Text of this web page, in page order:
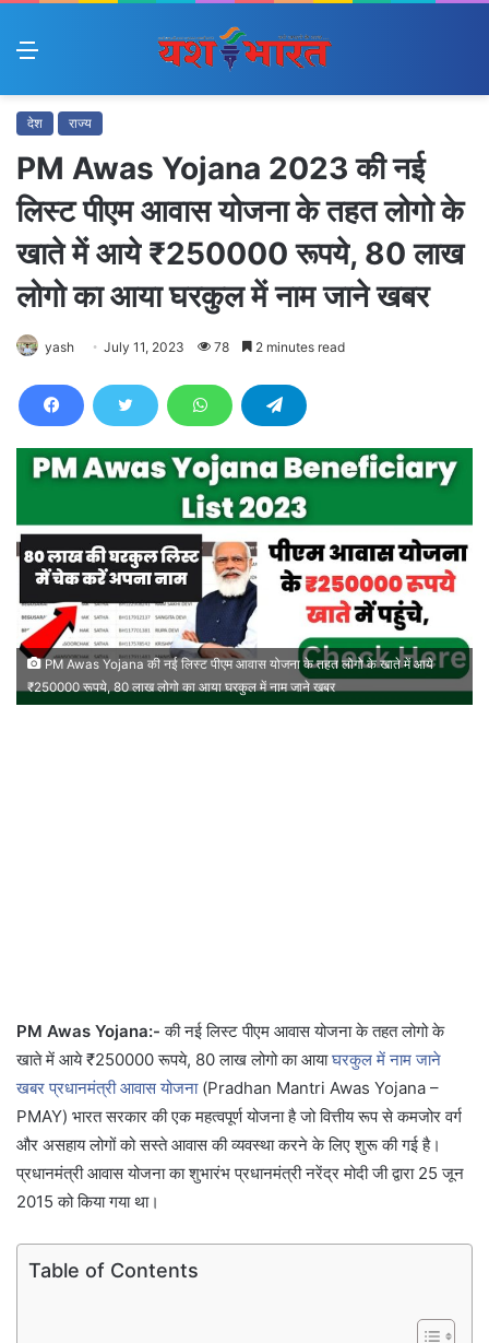
Menu
देश राज्य
PM Awas Yojana 2023 की नई
लिस्ट पीएम आवास योजना के तहत लोगो के
खाते में आये ₹250000 रूपये, 80 लाख
लोगो का आया घरकुल में नाम जाने खबर
yash July 11, 2023 78 2 minutes read
PM Awas Yojana की नई लिस्ट पीएम आवास योजना के तहत लोगो के खाते में आये
₹250000 रूपये, 80 लाख लोगो का आया घरकुल में नाम जाने खबर
PM Awas Yojana:- की नई लिस्ट पीएम आवास योजना के तहत लोगो के
खाते में आये ₹250000 रूपये, 80 लाख लोगो का आयाघरकुल में नाम जाने
खबर प्रधानमंत्री आवास योजना(Pradhan Mantri Awas Yojana –
PMAY) भारत सरकार की एक महत्वपूर्ण योजना है जो वित्तीय रूप से कमजोर वर्ग
और असहाय लोगों को सस्ते आवास की व्यवस्था करने के लिए शुरू की गई है।
प्रधानमंत्री आवास योजना का शुभारंभ प्रधानमंत्री नरेंद्र मोदी जी द्वारा 25 जून
2015 को किया गया था।
Table of Contents